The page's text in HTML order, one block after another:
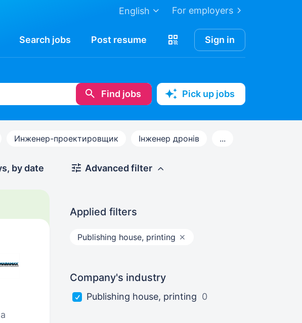
For employers
English
Search jobs Post resume Sign in
Find jobs Pick up jobs
Инженер-проектировщик Інженер дронів ...
by date Advanced filter
Applied filters
Publishing house, printing
Company's industry
Publishing house, printing 0